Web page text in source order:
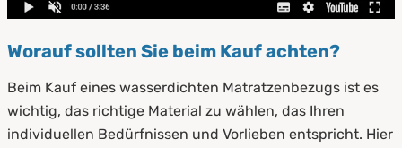
Worauf sollten Sie beim Kauf achten?
Beim Kauf eines wasserdichten Matratzenbezugs ist es
wichtig, das richtige Material zu wählen, das Ihren
individuellen Bedürfnissen und Vorlieben entspricht. Hier